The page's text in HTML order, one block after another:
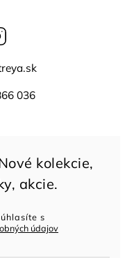
036
s
údajov